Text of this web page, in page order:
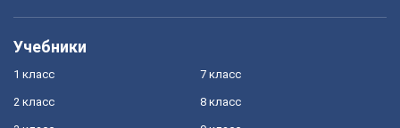
Учебники
1 класс
2 класс
7 класс
8 класс